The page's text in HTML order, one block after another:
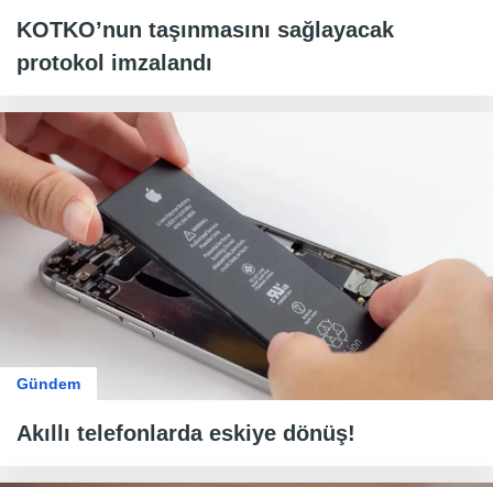
KOTKO’nun taşınmasını sağlayacak
protokol imzalandı
Gündem
Akıllı telefonlarda eskiye dönüş!